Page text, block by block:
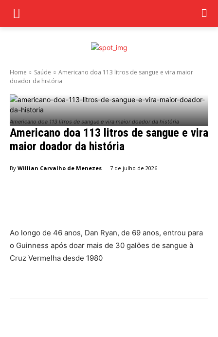
Home Saúde
Americano doa 113 litros de sangue e vira maior
doador da história
Americano doa 113 litros de sangue e vira maior doador da história
Americano doa 113 litros de sangue e vira
maior doador da história
By Willian Carvalho de Menezes - 7 de julho de 2026
Ao longo de 46 anos, Dan Ryan, de 69 anos, entrou para
o Guinness após doar mais de 30 galões de sangue à
Cruz Vermelha desde 1980